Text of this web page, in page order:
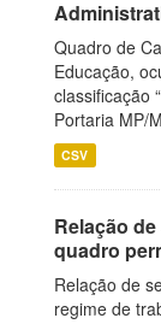
Quadro de
Educação,
classificação
Portaria MP/
CSV
Relação
quadro
Relação de
regime de